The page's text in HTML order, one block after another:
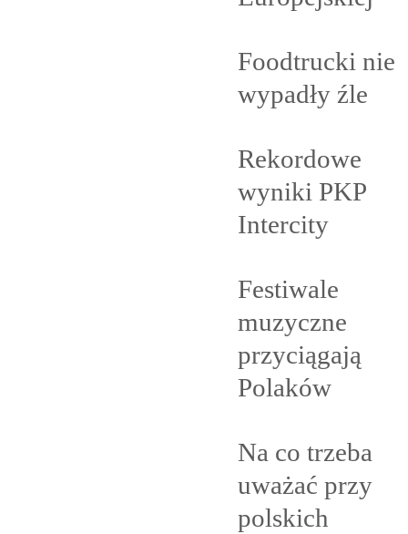
Foodtrucki nie
wypadły źle
Rekordowe
wyniki PKP
Intercity
Festiwale
muzyczne
przyciągają
Polaków
Na co trzeba
uważać przy
polskich